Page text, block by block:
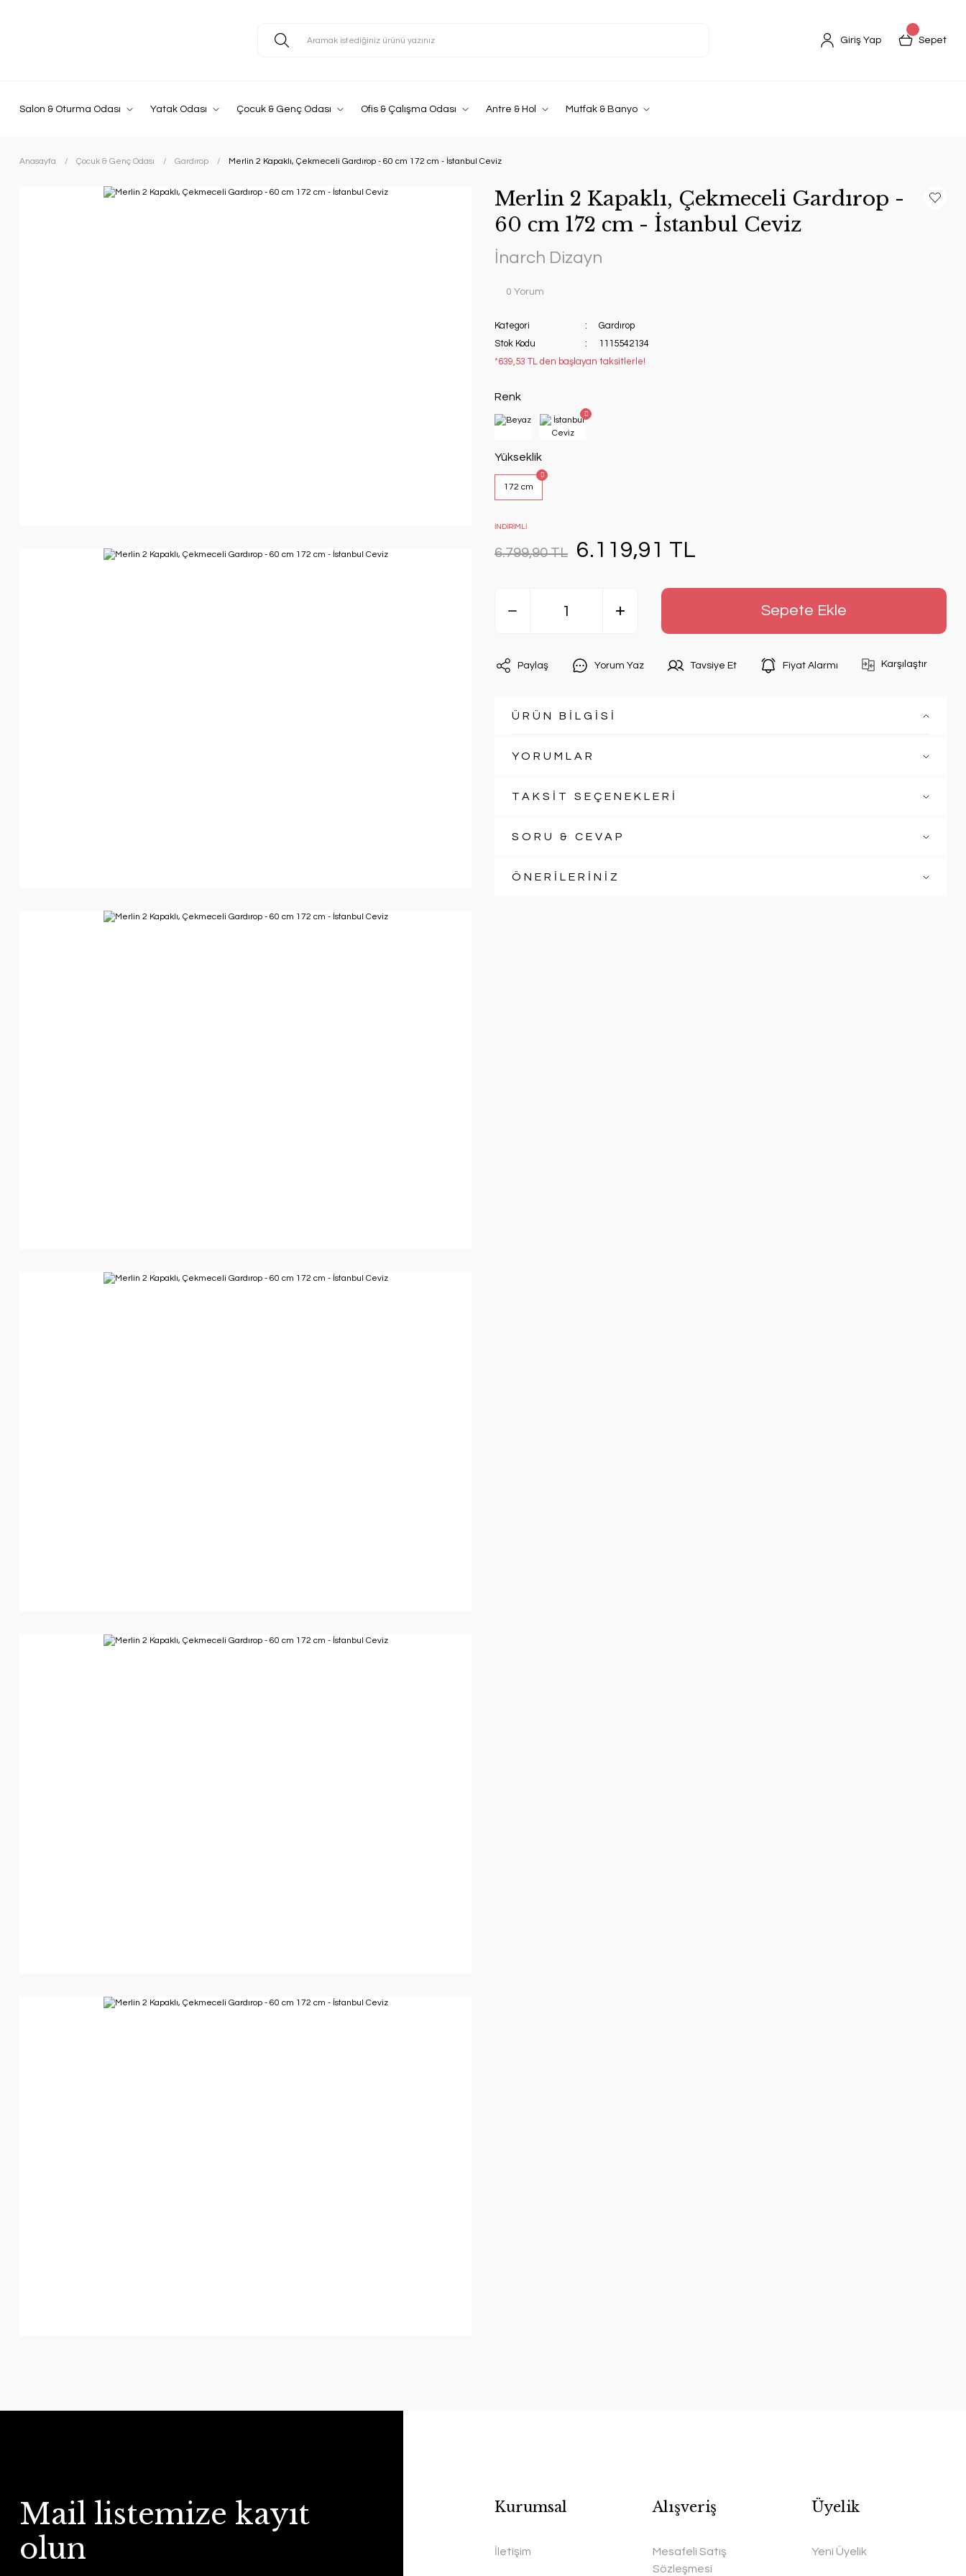
Giriş Yap Sepet
Salon & Oturma Odası Yatak Odası Çocuk & Genç Odası Ofis & Çalışma Odası Antre & Hol Mutfak & Banyo
Anasayfa Çocuk & Genç Odası Gardırop Merlin 2 Kapaklı, Çekmeceli Gardırop - 60 cm 172 cm - İstanbul Ceviz
Merlin 2 Kapaklı, Çekmeceli Gardırop -
60 cm 172 cm - İstanbul Ceviz
İnarch Dizayn
0 Yorum
Kategori
Gardırop
Stok Kodu
1115542134
*639,53 TL den başlayan taksitlerle!
Renk
Yükseklik
172 cm
İNDİRİMLİ
6.799,90 TL 6.119,91 TL
Sepete Ekle
Paylaş Yorum Yaz Tavsiye Et Fiyat Alarmı Karşılaştır
ÜRÜN BİLGİSİ
YORUMLAR
TAKSİT SEÇENEKLERİ
SORU & CEVAP
ÖNERİLERİNİZ
Mail listemize kayıt
olun
Kurumsal
İletişim
Alışveriş
Mesafeli Satış
Sözleşmesi
Üyelik
Yeni Üyelik